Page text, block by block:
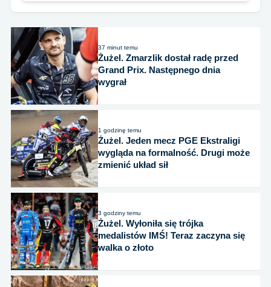
37 minut temu
Żużel. Zmarzlik dostał radę przed
Grand Prix. Następnego dnia
wygrał
1 godzinę temu
Żużel. Jeden mecz PGE Ekstraligi
wygląda na formalność. Drugi może
zmienić układ sił
3 godziny temu
Żużel. Wyłoniła się trójka
medalistów IMŚ! Teraz zaczyna się
walka o złoto